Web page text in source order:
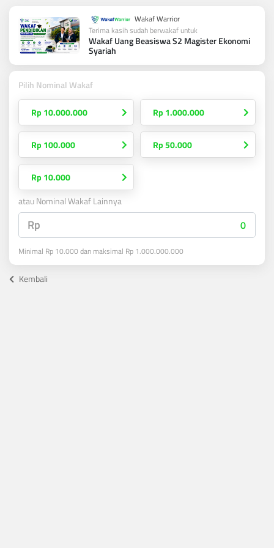
Wakaf Warrior
Terima kasih sudah berwakaf untuk
Wakaf Uang Beasiswa S2 Magister Ekonomi
Syariah
Pilih Nominal Wakaf
Rp 10.000.000 Rp 1.000.000
Rp 100.000 Rp 50.000
Rp 10.000
atau Nominal Wakaf Lainnya
Rp
Minimal Rp 10.000 dan maksimal Rp 1.000.000.000
Kembali